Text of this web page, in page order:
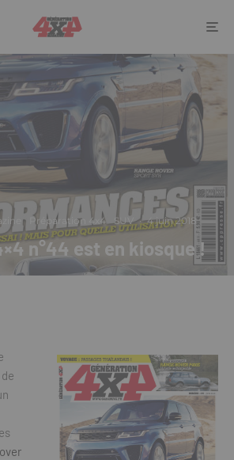
Préparation 4x4 SUV · 4 juin 2018
n°44 est en kiosque !